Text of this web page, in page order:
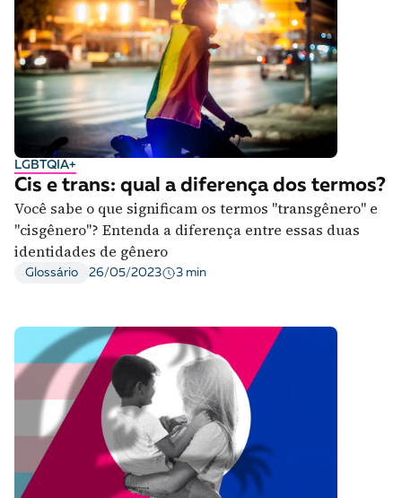
LGBTQIA+
Cis e trans: qual a diferença dos termos?
Você sabe o que significam os termos "transgênero" e
"cisgênero"? Entenda a diferença entre essas duas
identidades de gênero
Glossário 26/05/2023 3 min